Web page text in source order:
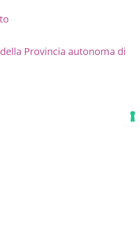
Provincia autonoma di